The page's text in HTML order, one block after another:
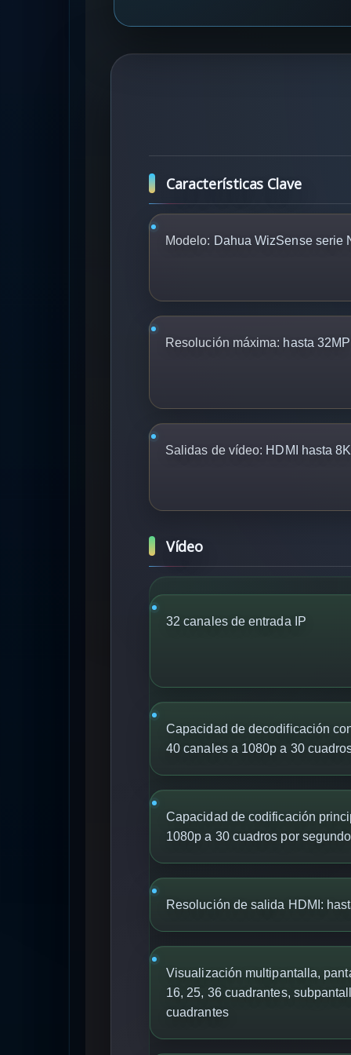
Características Clave
Modelo: Dahua WizSense serie
Resolución máxima: hasta 32MP
Salidas de vídeo: HDMI hasta
Vídeo
32 canales de entrada IP
Capacidad de decodificación
40 canales a 1080p a 30
Capacidad de codificación
1080p a 30 cuadros por segundo
Resolución de salida HDMI:
Visualización multipantalla,
16, 25, 36 cuadrantes,
cuadrantes